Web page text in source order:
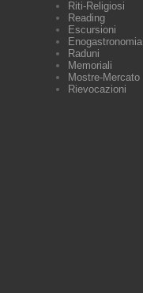
Riti-Religiosi
Reading
Escursioni
Enogastronomia
Raduni
Memoriali
Mostre-Mercato
Rievocazioni